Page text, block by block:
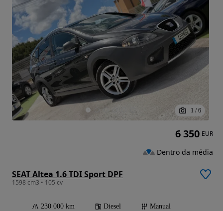
1 / 6
SEAT Altea 1.6 TDI Sport DPF
1598 cm3 • 105 cv
230 000 km Diesel
Manual
6 350 EUR
Dentro da média